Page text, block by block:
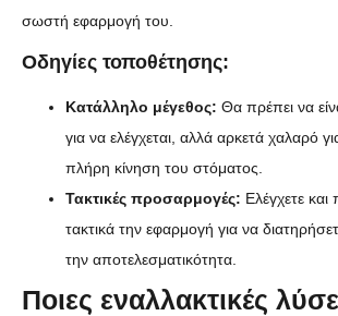
σωστή εφαρμογή του.
Οδηγίες τοποθέτησης:
Κατάλληλο μέγεθος: Θα πρέπει να
για να ελέγχεται, αλλά αρκετά χαλαρό
πλήρη κίνηση του στόματος.
Τακτικές προσαρμογές: Ελέγχετε
τακτικά την εφαρμογή για να
την αποτελεσματικότητα.
Ποιες εναλλακτικές